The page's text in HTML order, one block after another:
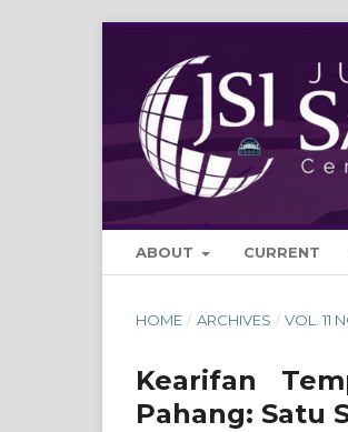
ABOUT CURRENT
HOME / ARCHIVES / VOL. 11
Kearifan
Pahang: Satu